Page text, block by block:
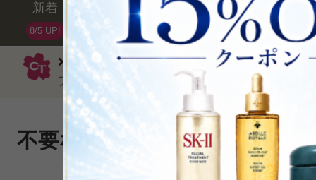
シスレー 洗い流すマスク
エクスフ
ア マスク40g
新着
8/5 UP!
セール ランキング ブ
不要な角質をやさしくオフす
スク